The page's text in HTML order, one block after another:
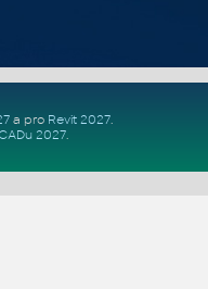
a pro Revit 2027.
2027.